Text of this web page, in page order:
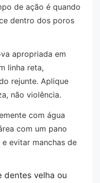
de ação é quando
dentro dos poros
apropriada em
linha reta,
rejunte. Aplique
não violência.
com água
com um pano
evitar manchas de
dentes velha ou